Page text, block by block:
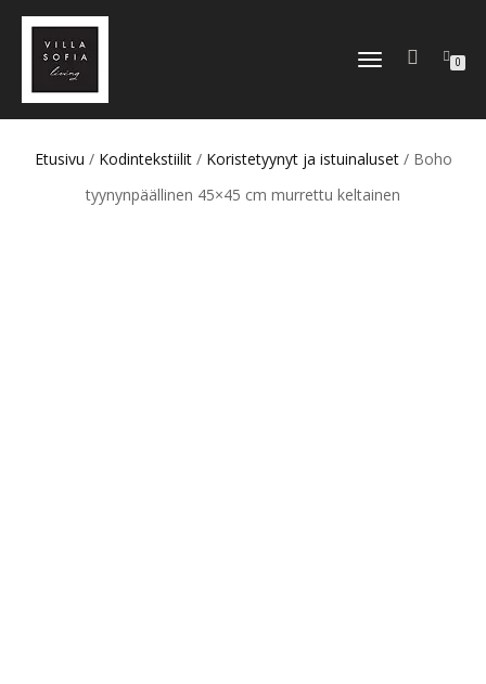
TOGGLE
0
Etusivu / Kodintekstiilit/ Koristetyynyt ja istuinaluset/ Boho
tyynynpäällinen 45×45 cm murrettu keltainen